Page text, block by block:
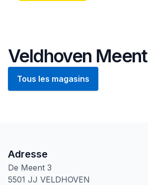
Veldhoven Meent
Tous les magasins
Adresse
De Meent 3
5501 JJ VELDHOVEN